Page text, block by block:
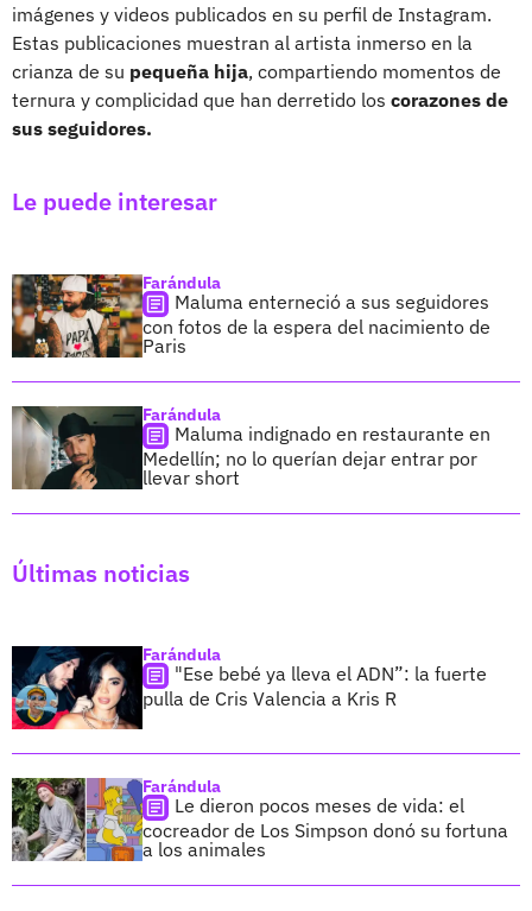
imágenes y videos publicados en su perfil de Instagram.
Estas publicaciones muestran al artista inmerso en la
crianza de su pequeña hija, compartiendo momentos de
ternura y complicidad que han derretido los corazones de
sus seguidores.
Le puede interesar
Farándula
Maluma enterneció a sus seguidores
con fotos de la espera del nacimiento de
Paris
Farándula
Maluma indignado en restaurante en
Medellín; no lo querían dejar entrar por
llevar short
Últimas noticias
Farándula
"Ese bebé ya lleva el ADN”: la fuerte
pulla de Cris Valencia a Kris R
Farándula
Le dieron pocos meses de vida: el
cocreador de Los Simpson donó su fortuna
a los animales